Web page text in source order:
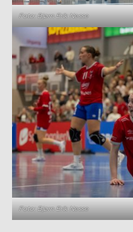
Foto: Bjørn Erik Nesse
Foto: Bjørn Erik Nesse